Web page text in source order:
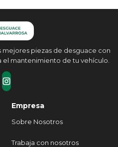
mejores piezas de desguace con
el mantenimiento de tu vehículo.
Empresa
Sobre Nosotros
Trabaja con nosotros